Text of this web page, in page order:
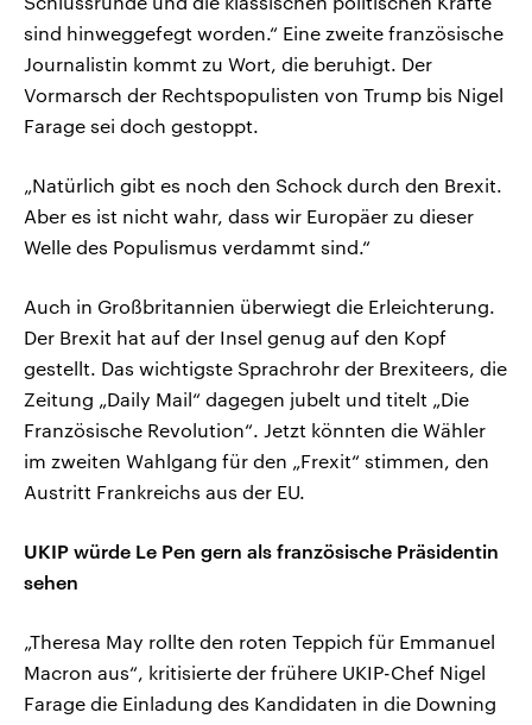
sind hinweggefegt worden.“ Eine zweite französische
Journalistin kommt zu Wort, die beruhigt. Der
Vormarsch der Rechtspopulisten von Trump bis Nigel
Farage sei doch gestoppt.
„Natürlich gibt es noch den Schock durch den Brexit.
Aber es ist nicht wahr, dass wir Europäer zu dieser
Welle des Populismus verdammt sind.“
Auch in Großbritannien überwiegt die Erleichterung.
Der Brexit hat auf der Insel genug auf den Kopf
gestellt. Das wichtigste Sprachrohr der Brexiteers, die
Zeitung „Daily Mail“ dagegen jubelt und titelt „Die
Französische Revolution“. Jetzt könnten die Wähler
im zweiten Wahlgang für den „Frexit“ stimmen, den
Austritt Frankreichs aus der EU.
UKIP würde Le Pen gern als französische Präsidentin
sehen
„Theresa May rollte den roten Teppich für Emmanuel
Macron aus“, kritisierte der frühere UKIP-Chef Nigel
Farage die Einladung des Kandidaten in die Downing